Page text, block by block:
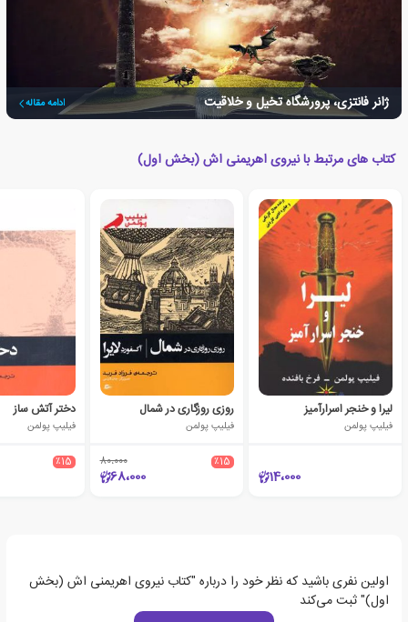
ژانر فانتزی، پرورشگاه تخیل و خلاقیت ادامه مقاله
کتاب های مرتبط با نیروی اهریمنی اش (بخش اول)
لیرا و خنجر اسرارآمیز
فیلیپ پولمن
14،000
روزی روزگاری در شمال
فیلیپ پولمن
٪15 80،000
68،000
دختر آتش ساز
فیلیپ پولمن
٪15
اولین نفری باشید که نظر خود را درباره "کتاب نیروی اهریمنی اش (بخش
اول)" ثبت می‌کند